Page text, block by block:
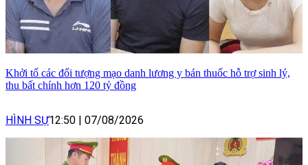
Khởi tố các đối tượng mạo danh lương y bán thuốc hỗ trợ sinh lý,
thu bất chính hơn 120 tỷ đồng
HÌNH SỰ12:50 07/08/2026